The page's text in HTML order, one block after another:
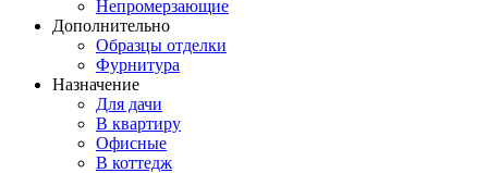
Непромерзающие
Дополнительно
Образцы отделки
Фурнитура
Назначение
Для дачи
В квартиру
Офисные
В коттедж